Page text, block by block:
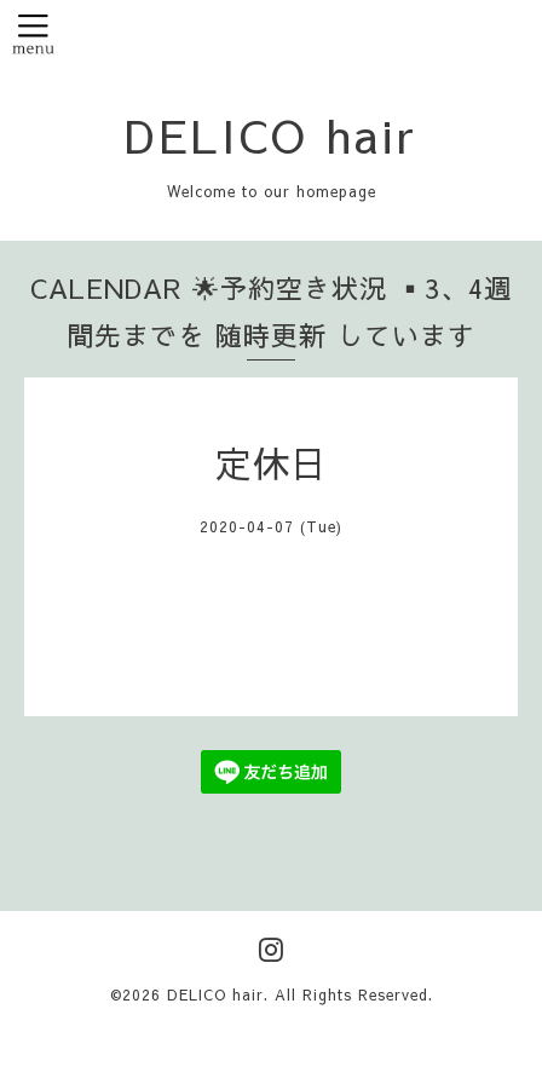
DELICO hair
Welcome to our homepage
CALENDAR 🌟予約空き状況 ▪️3、4週
間先までを 随時更新 しています
定休日
2020-04-07 (Tue)
©2026 DELICO hair. All Rights Reserved.